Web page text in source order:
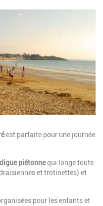
est parfaite pour une journée
piétonnequi longe toute
et trotinettes) et
pour les enfants et